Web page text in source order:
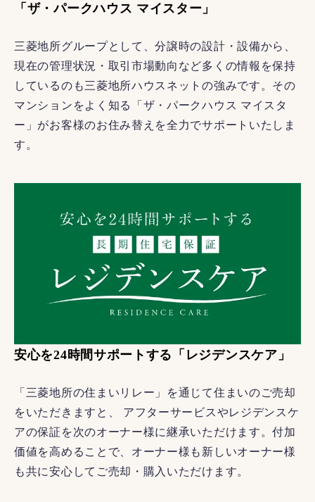
「ザ・パークハウス マイスター」
三菱地所グループとして、分譲時の設計・設備から、
現在の管理状況・取引市場動向など多くの情報を保持
しているのも三菱地所ハウスネットの強みです。その
マンションをよく知る「ザ・パークハウス マイスタ
ー」がお客様のお住み替えを全力でサポートいたしま
す。
安心を24時間サポートする「レジデンスケア」
「三菱地所の住まいリレー」を通じて住まいのご売却
をいただきますと、 アフターサービスやレジデンスケ
アの保証を次のオーナー様に継承いただけます。付加
価値を高めることで、オーナー様も新しいオーナー様
も共に安心してご売却・購入いただけます。